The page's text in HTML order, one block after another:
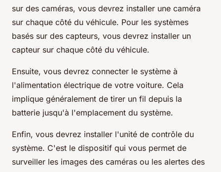
sur des caméras, vous devrez installer une caméra
sur chaque côté du véhicule. Pour les systèmes
basés sur des capteurs, vous devrez installer un
capteur sur chaque côté du véhicule.
Ensuite, vous devrez connecter le système à
l'alimentation électrique de votre voiture. Cela
implique généralement de tirer un fil depuis la
batterie jusqu'à l'emplacement du système.
Enfin, vous devrez installer l'unité de contrôle du
système. C'est le dispositif qui vous permet de
surveiller les images des caméras ou les alertes des